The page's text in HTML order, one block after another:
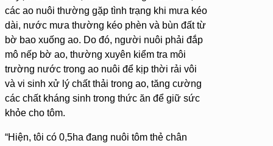
các ao nuôi thường gặp tình trạng khi mưa kéo
dài, nước mưa thường kéo phèn và bùn đất từ
bờ bao xuống ao. Do đó, người nuôi phải đắp
mô nếp bờ ao, thường xuyên kiểm tra môi
trường nước trong ao nuôi để kịp thời rải vôi
và vi sinh xử lý chất thải trong ao, tăng cường
các chất kháng sinh trong thức ăn để giữ sức
khỏe cho tôm.
“Hiện, tôi có 0,5ha đang nuôi tôm thẻ chân